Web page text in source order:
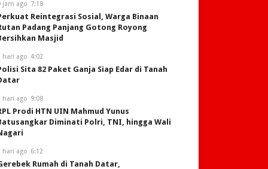
jam ago 7:18
Reintegrasi Sosial, Warga Binaan
Padang Panjang Gotong Royong
Masjid
hari ago 4:02
Sita 82 Paket Ganja Siap Edar di Tanah
hari ago 9:08
Prodi HTN UIN Mahmud Yunus
Diminati Polri, TNI, hingga Wali
hari ago 6:12
Rumah di Tanah Datar,